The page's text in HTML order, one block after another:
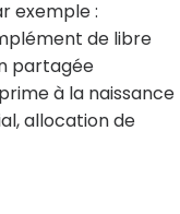
exemple :
de libre
partagée
à la naissance
allocation de